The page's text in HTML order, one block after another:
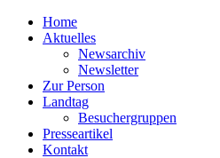
Home
Aktuelles
Newsarchiv
Newsletter
Zur Person
Landtag
Besuchergruppen
Presseartikel
Kontakt